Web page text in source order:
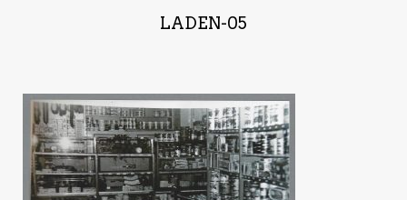
LADEN-05